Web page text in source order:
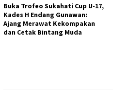
Buka Trofeo Sukahati Cup U-17,
Kades H Endang Gunawan:
Ajang Merawat Kekompakan
dan Cetak Bintang Muda